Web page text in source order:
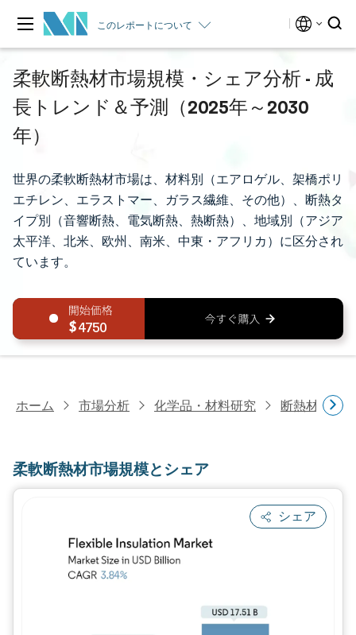
このレポートについて
柔軟断熱材市場規模・シェア分析 - 成
長トレンド＆予測（2025年～2030
年）
世界の柔軟断熱材市場は、材料別（エアロゲル、架橋ポリ
エチレン、エラストマー、ガラス繊維、その他）、断熱タ
イプ別（音響断熱、電気断熱、熱断熱）、地域別（アジア
太平洋、北米、欧州、南米、中東・アフリカ）に区分され
ています。
4750
ホーム 市場分析 化学品・材料研究 断熱材研究
柔軟断熱材市場規模とシェア
シェア